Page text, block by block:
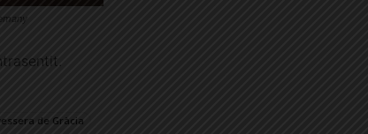
de Gràcia